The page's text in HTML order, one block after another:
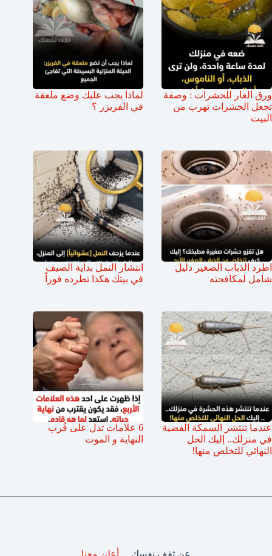
ورق الغار للحشرات : وصفة
تجعل الحشرات تهرب من
البيت
لماذا يجب عليك وضع ملعقة
في الفريزر ؟
اطرد الذباب الصغير دليل
شامل لمكافحته
انتشار النمل بداية الصيف
في بيتك هكذا تطرده فوراً
عندما تنتشر السمكة الفضية
في منزلك.. إليك الحل
النهائي للتخلص منها!
6 علامات تدل على قُرب
النهاية و الموت